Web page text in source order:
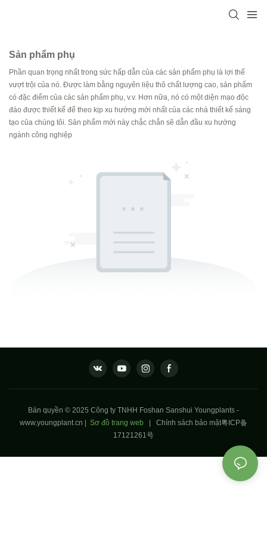
Sản phẩm phụ
Phần quan trọng nhất trong sức hấp dẫn của các sản phẩm phụ là lợi thế
vượt trội của nó. Được làm bằng nguyên liệu thô chất lượng cao, sản phẩm
có đặc điểm của các sản phẩm phụ, v.v. Hơn nữa, nó có một diện mạo độc
đáo được thiết kế để theo kịp xu hướng mới nhất của các nhà thiết kế sáng
tạo của chúng tôi. Sản phẩm mới này chắc chắn sẽ dẫn đầu xu hướng
ngành công nghiệp
Bản quyền © 2025 Công ty TNHH Foshan Sanshui Youngplants -
www.youngplant.cn
Sơ đồ trang web Chính sách bảo mật粤ICP备
17121261号